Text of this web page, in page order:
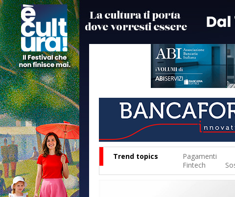
Trend topics Pagamenti
Fintech